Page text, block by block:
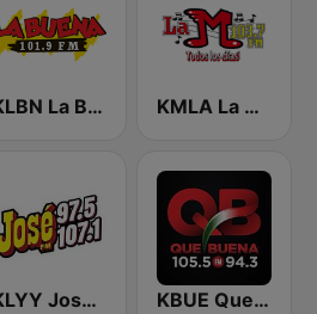
KLBN La Buena 101.9 FM KMLA La M 103.7 FM
KLYY José 97.5 y 107.1 KBUE Que Buena 105.5 / 94.3 FM (US Only)